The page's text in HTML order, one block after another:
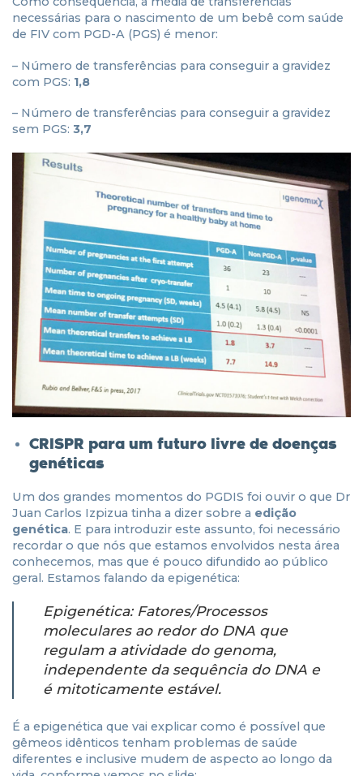
necessárias para o nascimento de um bebê com saúde
de FIV com PGD-A (PGS) é menor:
– Número de transferências para conseguir a gravidez
com PGS: 1,8
– Número de transferências para conseguir a gravidez
sem PGS: 3,7
CRISPR para um futuro livre de doenças
genéticas
Um dos grandes momentos do PGDIS foi ouvir o que Dr
Juan Carlos Izpizua tinha a dizer sobre a edição
genética. E para introduzir este assunto, foi necessário
recordar o que nós que estamos envolvidos nesta área
conhecemos, mas que é pouco difundido ao público
geral. Estamos falando da epigenética:
Epigenética: Fatores/Processos
moleculares ao redor do DNA que
regulam a atividade do genoma,
independente da sequência do DNA e
é mitoticamente estável.
É a epigenética que vai explicar como é possível que
gêmeos idênticos tenham problemas de saúde
diferentes e inclusive mudem de aspecto ao longo da